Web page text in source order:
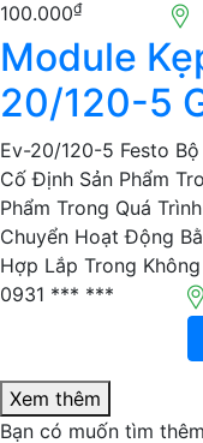
Việc. Bên Cạnh
Bảo...
100.000₫
Module
20/120-5
Ev-20/120-5 Festo Bộ
Cố Định Sản Phẩm
Phẩm Trong Quá
Chuyển Hoạt Động
Hợp Lắp Trong